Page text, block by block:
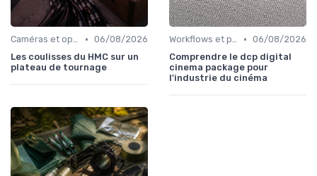
Caméras et optiques cinéma • 06/08/2026
Les coulisses du HMC sur un
plateau de tournage
Workflows et post-production • 06/08/2026
Comprendre le dcp digital
cinema package pour
l'industrie du cinéma